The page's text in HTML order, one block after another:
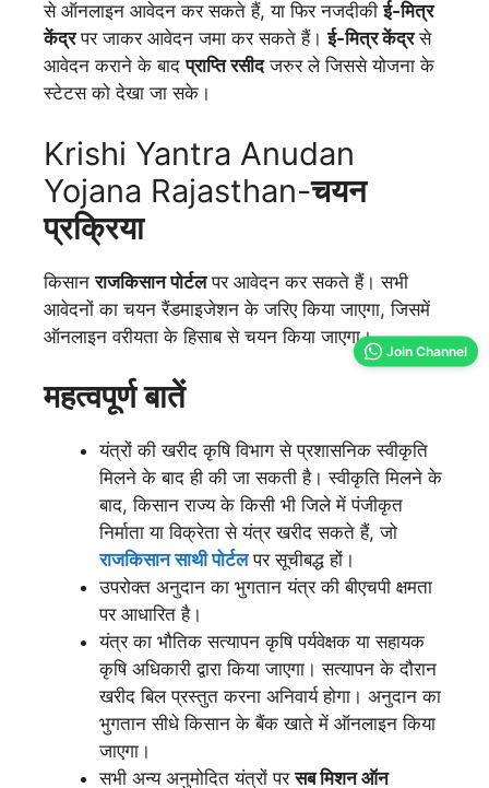
से ऑनलाइन आवेदन कर सकते हैं, या फिर नजदीकीई-मित्र
केंद्रपर जाकर आवेदन जमा कर सकते हैं।ई-मित्र केंद्रसे
आवेदन कराने के बादप्राप्ति रसीदजरुर ले जिससे योजना के
स्टेटस को देखा जा सके।
Krishi Yantra Anudan
Yojana Rajasthan-चयन
प्रक्रिया
किसानराजकिसान पोर्टलपर आवेदन कर सकते हैं। सभी
आवेदनों का चयन रैंडमाइजेशन के जरिए किया जाएगा, जिसमें
ऑनलाइन वरीयता के हिसाब से चयन किया जाएगा।
महत्वपूर्ण बातें
यंत्रों की खरीद कृषि विभाग से प्रशासनिक स्वीकृति
मिलने के बाद ही की जा सकती है। स्वीकृति मिलने के
बाद, किसान राज्य के किसी भी जिले में पंजीकृत
निर्माता या विक्रेता से यंत्र खरीद सकते हैं, जो
राजकिसान साथी पोर्टलपर सूचीबद्ध हों।
उपरोक्त अनुदान का भुगतान यंत्र की बीएचपी क्षमता
पर आधारित है।
यंत्र का भौतिक सत्यापन कृषि पर्यवेक्षक या सहायक
कृषि अधिकारी द्वारा किया जाएगा। सत्यापन के दौरान
खरीद बिल प्रस्तुत करना अनिवार्य होगा। अनुदान का
भुगतान सीधे किसान के बैंक खाते में ऑनलाइन किया
जाएगा।
सभी अन्य अनुमोदित यंत्रों परसब मिशन ऑन
Join Channel